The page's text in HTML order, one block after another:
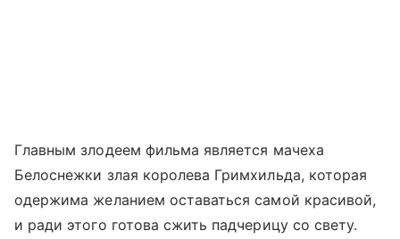
Главным злодеем фильма является мачеха
Белоснежки злая королева Гримхильда, которая
одержима желанием оставаться самой красивой,
и ради этого готова сжить падчерицу со свету.